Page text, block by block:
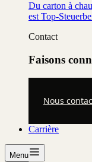
Du carton à
est Top-
Contact
Faisons
Nous
Carrière
Menu